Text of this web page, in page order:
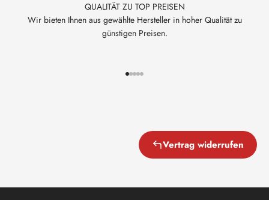
QUALITÄT ZU TOP PREISEN
Wir bieten Ihnen aus gewählte Hersteller in hoher Qualität zu
günstigen Preisen.
Vertrag widerrufen